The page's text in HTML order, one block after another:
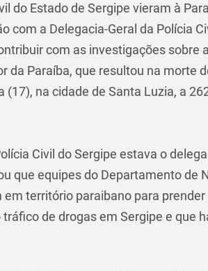
do Estado de Sergipe vieram à
com a Delegacia-Geral da Polícia
com as investigações sobre
da Paraíba, que resultou na morte
na cidade de Santa Luzia, a
Civil do Sergipe estava o
que equipes do Departamento de
território paraibano para
de drogas em Sergipe e que